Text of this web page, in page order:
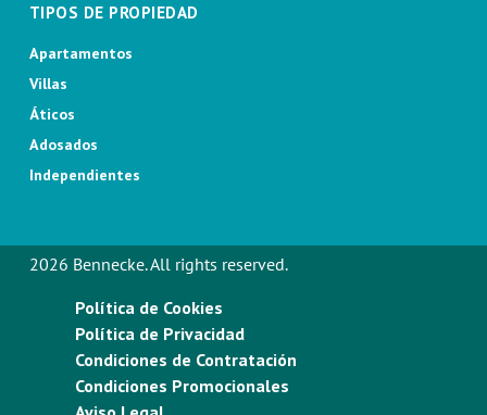
TIPOS DE PROPIEDAD
Apartamentos
Villas
Áticos
Adosados
Independientes
2026 Bennecke. All rights reserved.
Política de Cookies
Política de Privacidad
Condiciones de Contratación
Condiciones Promocionales